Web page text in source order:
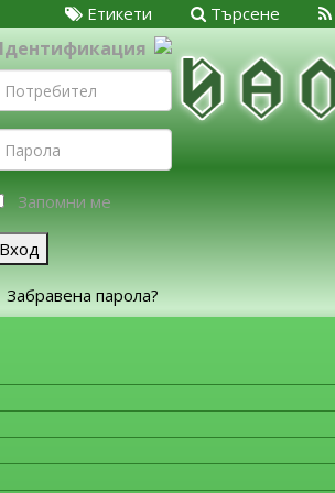
Търсене
Етикети
Запомни ме
Вход
Забравена парола?